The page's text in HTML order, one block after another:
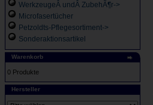
WerkzeugeÂ undÂ ZubehÃ¶r->
Microfasertücher
Petzoldts-Pflegesortiment->
Sonderaktionsartikel
Warenkorb
0 Produkte
Hersteller